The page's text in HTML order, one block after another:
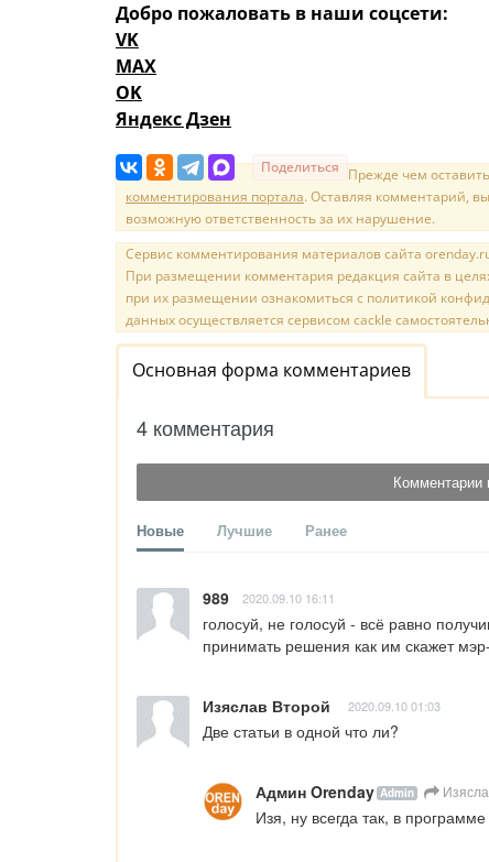
Добро пожаловать в наши соцсети:
VK
MAX
OK
Яндекс Дзен
Поделиться Прежде чем
комментирования портала. Оставляя комментарий,
возможную ответственность за их нарушение.
Сервис комментирования материалов сайта
При размещении комментария редакция сайта в
при их размещении ознакомиться с политикой
данных осуществляется сервисом cackle
Основная форма комментариев
4 комментария
Комментарии
Новые Лучшие Ранее
989 2020.09.10 16:11
голосуй, не голосуй - всё равно
принимать решения как им скажет
Изяслав Второй 2020.09.10 01:03
Две статьи в одной что ли?
Админ Orenday Admin
Изя, ну всегда так, в